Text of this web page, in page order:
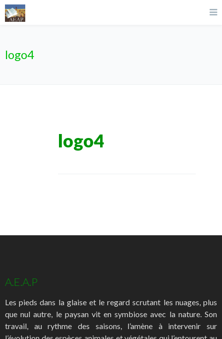
logo4
logo4
A.E.A.P
Les pieds dans la glaise et le regard scrutant les nuages, plus
que nul autre, le paysan vit en symbiose avec la nature. Son
travail, au rythme des saisons, l’amène à intervenir sur